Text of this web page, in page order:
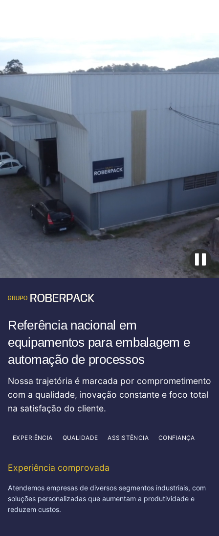
Referência nacional em
equipamentos para embalagem e
automação de processos
Nossa trajetória é marcada por comprometimento
com a qualidade, inovação constante e foco total
na satisfação do cliente.
EXPERIÊNCIA QUALIDADE ASSISTÊNCIA CONFIANÇA
Experiência comprovada
Atendemos empresas de diversos segmentos industriais, com
soluções personalizadas que aumentam a produtividade e
reduzem custos.